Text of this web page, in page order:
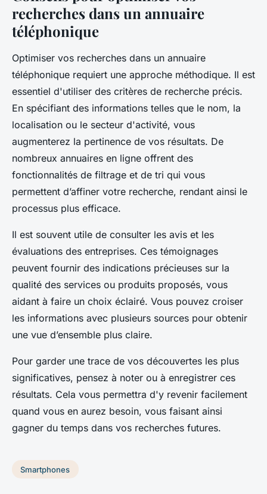
recherches dans un annuaire
téléphonique
Optimiser vos recherches dans un annuaire
téléphonique requiert une approche méthodique. Il est
essentiel d'utiliser des critères de recherche précis.
En spécifiant des informations telles que le nom, la
localisation ou le secteur d'activité, vous
augmenterez la pertinence de vos résultats. De
nombreux annuaires en ligne offrent des
fonctionnalités de filtrage et de tri qui vous
permettent d’affiner votre recherche, rendant ainsi le
processus plus efficace.
Il est souvent utile de consulter les avis et les
évaluations des entreprises. Ces témoignages
peuvent fournir des indications précieuses sur la
qualité des services ou produits proposés, vous
aidant à faire un choix éclairé. Vous pouvez croiser
les informations avec plusieurs sources pour obtenir
une vue d’ensemble plus claire.
Pour garder une trace de vos découvertes les plus
significatives, pensez à noter ou à enregistrer ces
résultats. Cela vous permettra d'y revenir facilement
quand vous en aurez besoin, vous faisant ainsi
gagner du temps dans vos recherches futures.
Smartphones